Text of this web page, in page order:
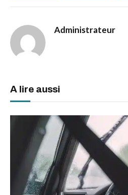
Administrateur
A lire aussi